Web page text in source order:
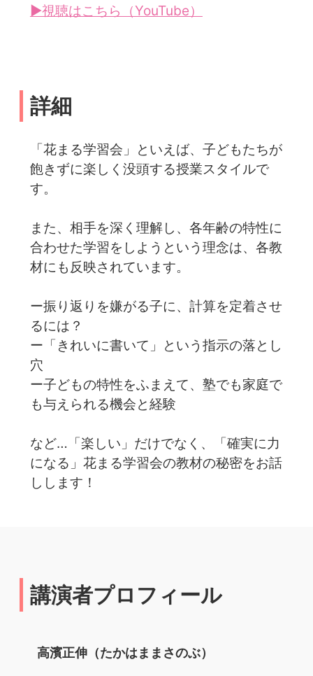
▶視聴はこちら（YouTube）
詳細
「花まる学習会」といえば、子どもたちが
飽きずに楽しく没頭する授業スタイルで
す。
また、相手を深く理解し、各年齢の特性に
合わせた学習をしようという理念は、各教
材にも反映されています。
ー振り返りを嫌がる子に、計算を定着させ
るには？
ー「きれいに書いて」という指示の落とし
穴
ー子どもの特性をふまえて、塾でも家庭で
も与えられる機会と経験
など…「楽しい」だけでなく、「確実に力
になる」花まる学習会の教材の秘密をお話
しします！
講演者プロフィール
高濱正伸（たかはままさのぶ）